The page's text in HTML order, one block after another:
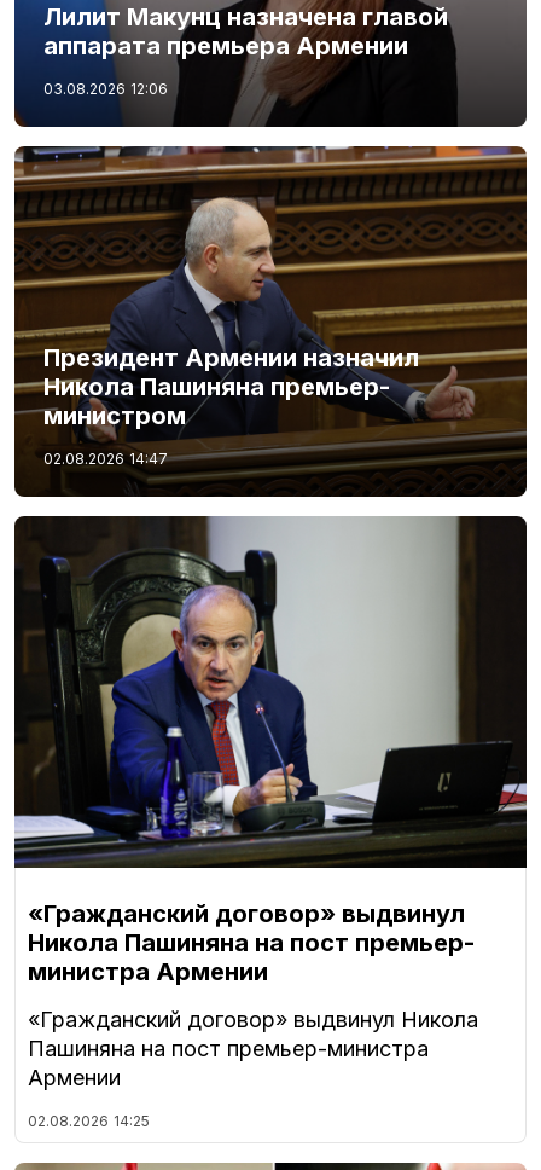
Лилит Макунц назначена главой
аппарата премьера Армении
03.08.2026 12:06
Президент Армении назначил
Никола Пашиняна премьер-
министром
02.08.2026 14:47
«Гражданский договор» выдвинул
Никола Пашиняна на пост премьер-
министра Армении
«Гражданский договор» выдвинул Никола
Пашиняна на пост премьер-министра
Армении
02.08.2026 14:25